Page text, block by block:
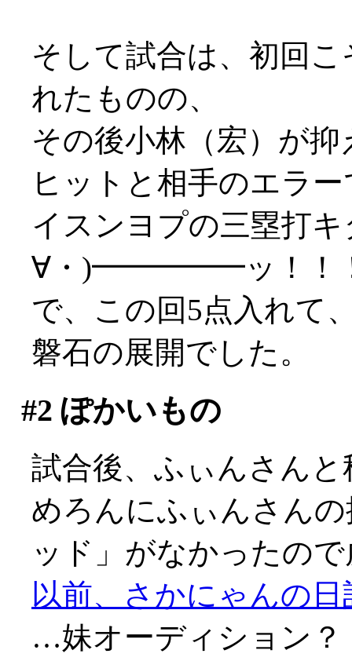
そして試合は、初回
れたものの、
その後小林（宏）が
ヒットと相手のエラ
イスンヨプの三塁
∀・)━━━━━ッ！！
で、この回5点入れて
磐石の展開でした。
#2 ぽかいもの
試合後、ふぃんさん
めろんにふぃんさん
ッド」がなかったの
以前、さかにゃんの
…妹オーディション？